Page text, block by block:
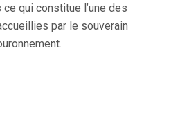
qui constitue l’une des
par le souverain